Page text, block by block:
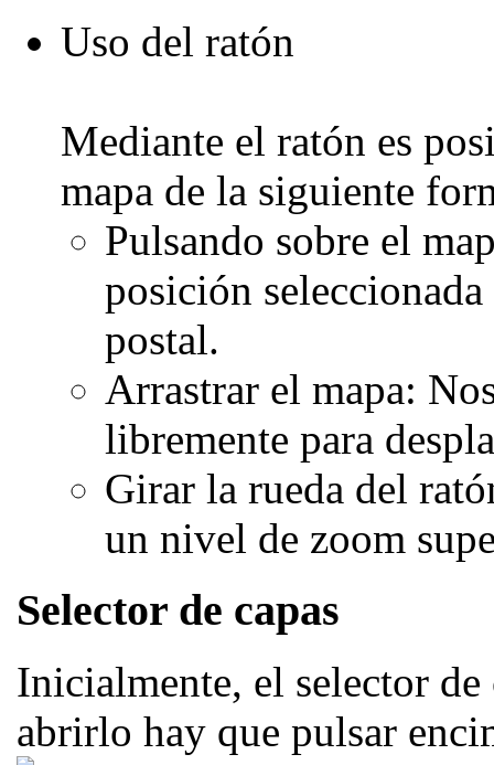
Uso del ratón
Mediante el ratón es
mapa de la siguiente
Pulsando sobre el
posición
postal.
Arrastrar el mapa:
libremente para
Girar la rueda del
un nivel de zoom
Selector de capas
Inicialmente, el selector de
abrirlo hay que pulsar